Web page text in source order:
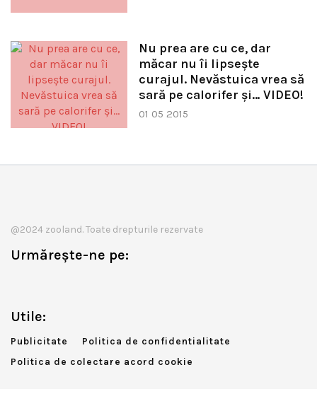
Nu prea are cu ce, dar
măcar nu îi lipsește
curajul. Nevăstuica vrea să
sară pe calorifer și… VIDEO!
01 05 2015
@2024 zooland. Toate drepturile rezervate
Urmărește-ne pe:
Utile:
Publicitate
Politica de confidentialitate
Politica de colectare acord cookie